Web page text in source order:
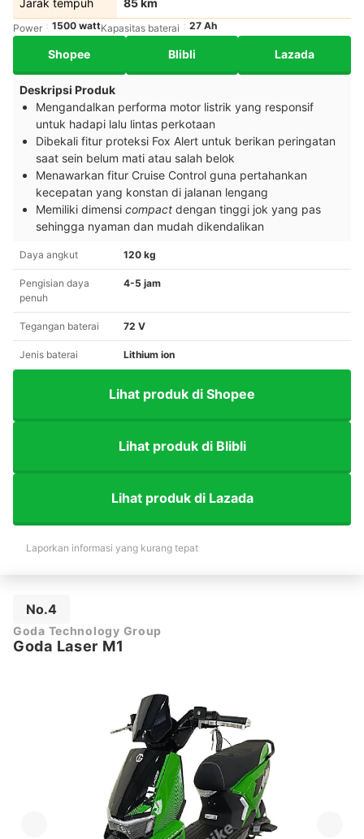
Jarak tempuh 85 km
Power 1500 wattKapasitas baterai 27 Ah
Shopee Blibli Lazada
Deskripsi Produk
Mengandalkan performa motor listrik yang responsif
untuk hadapi lalu lintas perkotaan
Dibekali fitur proteksi Fox Alert untuk berikan peringatan
saat sein belum mati atau salah belok
Menawarkan fitur Cruise Control guna pertahankan
kecepatan yang konstan di jalanan lengang
Memiliki dimensi compact dengan tinggi jok yang pas
sehingga nyaman dan mudah dikendalikan
Daya angkut 120 kg
Pengisian daya
penuh
4-5 jam
Tegangan baterai 72 V
Jenis baterai Lithium ion
Lihat produk di Shopee
Lihat produk di Blibli
Lihat produk di Lazada
Laporkan informasi yang kurang tepat
No.4
Goda Technology Group
Goda Laser M1